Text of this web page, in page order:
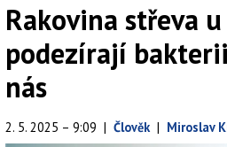
Rakovina střeva
podezírají
nás
2. 5. 2025 – 9:09 | Člověk | Miroslav